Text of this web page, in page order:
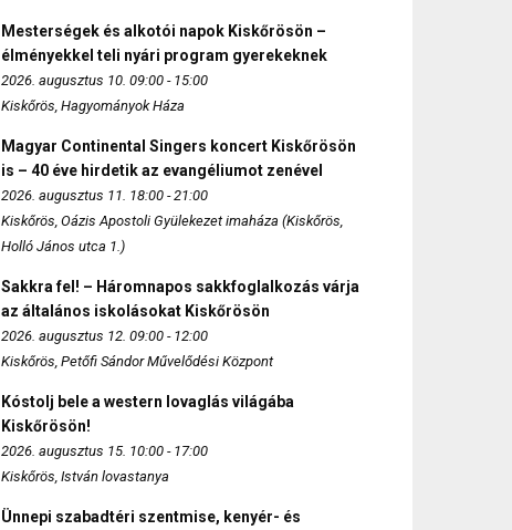
Mesterségek és alkotói napok Kiskőrösön –
élményekkel teli nyári program gyerekeknek
2026. augusztus 10. 09:00 - 15:00
Kiskőrös, Hagyományok Háza
Magyar Continental Singers koncert Kiskőrösön
is – 40 éve hirdetik az evangéliumot zenével
2026. augusztus 11. 18:00 - 21:00
Kiskőrös, Oázis Apostoli Gyülekezet imaháza (Kiskőrös,
Holló János utca 1.)
Sakkra fel! – Háromnapos sakkfoglalkozás várja
az általános iskolásokat Kiskőrösön
2026. augusztus 12. 09:00 - 12:00
Kiskőrös, Petőfi Sándor Művelődési Központ
Kóstolj bele a western lovaglás világába
Kiskőrösön!
2026. augusztus 15. 10:00 - 17:00
Kiskőrös, István lovastanya
Ünnepi szabadtéri szentmise, kenyér- és